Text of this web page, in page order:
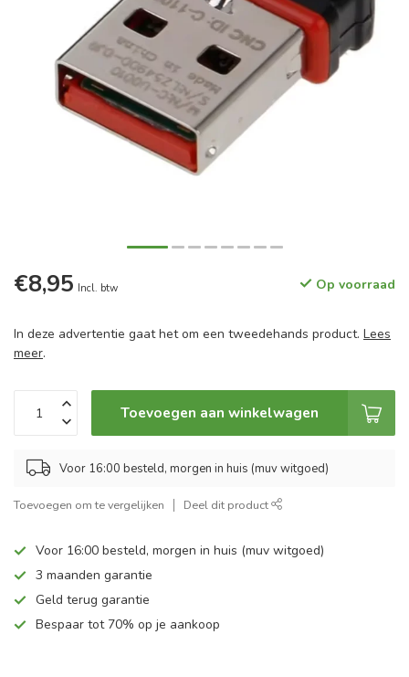
€8,95 Incl. btw Op voorraad
In deze advertentie gaat het om een tweedehands product. Lees
meer.
Toevoegen aan winkelwagen
Voor 16:00 besteld, morgen in huis (muv witgoed)
Toevoegen om te vergelijken Deel dit product
Voor 16:00 besteld, morgen in huis (muv witgoed)
3 maanden garantie
Geld terug garantie
Bespaar tot 70% op je aankoop